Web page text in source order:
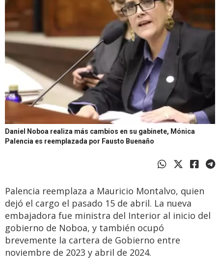
Daniel Noboa realiza más cambios en su gabinete, Mónica
Palencia es reemplazada por Fausto Buenaño
Palencia reemplaza a Mauricio Montalvo, quien
dejó el cargo el pasado 15 de abril. La nueva
embajadora fue ministra del Interior al inicio del
gobierno de Noboa, y también ocupó
brevemente la cartera de Gobierno entre
noviembre de 2023 y abril de 2024.